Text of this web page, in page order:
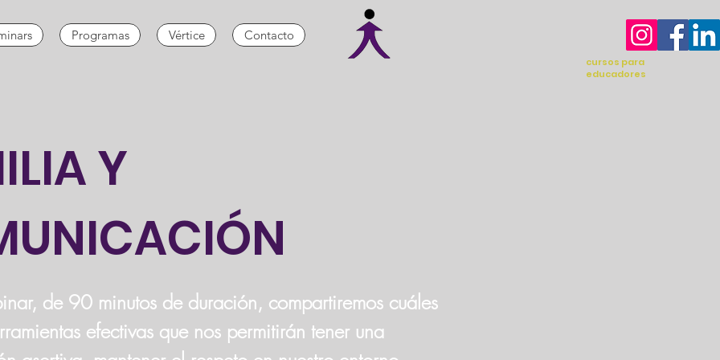
Programas Vértice Contacto
cursos para
educadores
Y
de 90 minutos de duración, compartiremos cuáles
efectivas que nos permitirán tener una